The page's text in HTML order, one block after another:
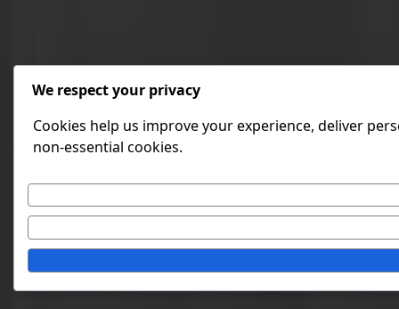
We respect your privacy
Cookies help us improve your experience, deliver
non-essential cookies.